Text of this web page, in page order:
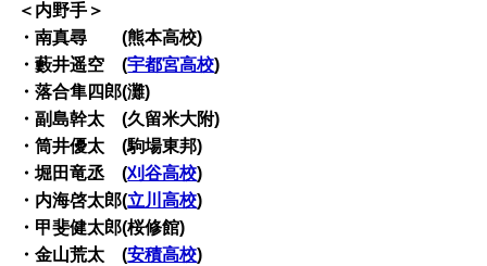
＜内野手＞
・南真尋 (熊本高校)
・藪井遥空 (宇都宮高校)
・落合隼四郎(灘)
・副島幹太 (久留米大附)
・筒井優太 (駒場東邦)
・堀田竜丞 (刈谷高校)
・内海啓太郎(立川高校)
・甲斐健太郎(桜修館)
・金山荒太 (安積高校)